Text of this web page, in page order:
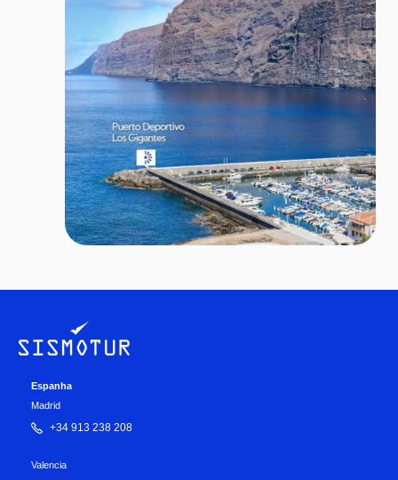
Espanha
Madrid
+34 913 238 208
Valencia